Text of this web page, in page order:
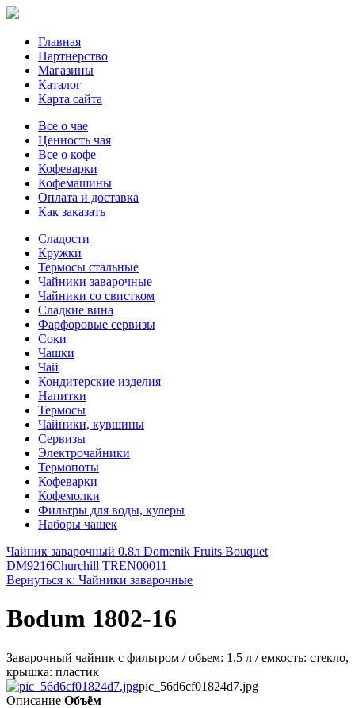
Главная
Партнерство
Магазины
Каталог
Карта сайта
Все о чае
Ценность чая
Все о кофе
Кофеварки
Кофемашины
Оплата и доставка
Как заказать
Сладости
Кружки
Термосы стальные
Чайники заварочные
Чайники со свистком
Сладкие вина
Фарфоровые сервизы
Соки
Чашки
Чай
Кондитерские изделия
Напитки
Термосы
Чайники, кувшины
Сервизы
Электрочайники
Термопоты
Кофеварки
Кофемолки
Фильтры для воды, кулеры
Наборы чашек
Чайник заварочный 0.8л Domenik Fruits Bouquet
DM9216Churchill TREN00011
Вернуться к: Чайники заварочные
Bodum 1802-16
Заварочный чайник с фильтром / обьем: 1.5 л / емкость: стекло,
крышка: пластик
pic_56d6cf01824d7.jpg
Описание Объём